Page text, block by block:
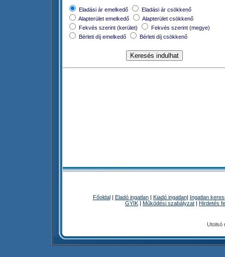
Eladási ár emelkedő
Eladási ár csökkenő
Alapterület emelkedő
Alapterület csökkenő
Fekvés szerint (kerület)
Fekvés szerint (megye)
Bérleti díj emelkedő
Bérleti díj csökkenő
Főoldal| Eladó ingatlan| Kiadó ingatlan| Ingatlan
GYIK | Működési szabályzat | Hirdetés
Utolsó